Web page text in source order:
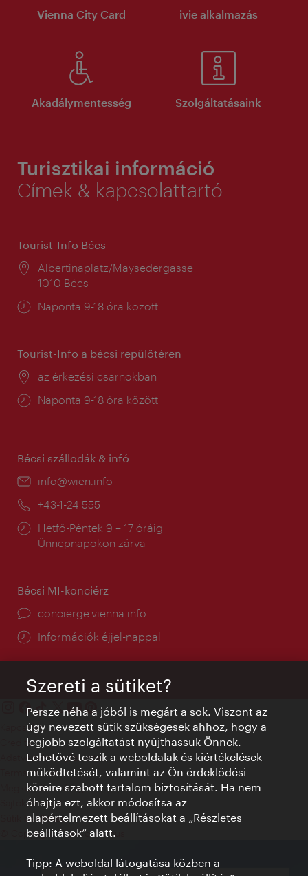
Vienna City Card ivie alkalmazás
Akadálymentesség Szolgáltatásaink
Turisztikai információ
Címek & kapcsolattartó
Tourist-Info Bécs
Helyszín:
Albertinaplatz/Maysedergasse
1010 Bécs
Nyitva
Naponta 9-18 óra között
Tourist-Info a bécsi repülőtéren
Helyszín:
az érkezési csarnokban
Nyitva
Naponta 9-18 óra között
Bécsi szállodák & infó
E-
info@wien.info
Telefon:
+43-1-24 555
Nyitva
tartás:
Hétfő-Péntek 9 – 17 óráig
Ünnepnapokon zárva
Bécsi MI-konciérz
concierge.vienna.info
Információk éjjel-nappal
Kapcsolat
Credits
Adatvédelmi nyilatkozat
Terms of Use
Megközelíthetőség
Sajtókapcsolat
Sütik beállítása
© Copyright WienTourismus
Szereti a sütiket?
Persze néha a jóból is megárt a sok. Viszont az
úgy nevezett sütik szükségesek ahhoz, hogy a
legjobb szolgáltatást nyújthassuk Önnek.
Lehetővé teszik a weboldalak és kiértékelések
működtetését, valamint az Ön érdeklődési
köreire szabott tartalom biztosítását. Ha nem
óhajtja ezt, akkor módosítsa az
alapértelmezett beállításokat a „Részletes
beállítások“ alatt.
Tipp: A weboldal látogatása közben a